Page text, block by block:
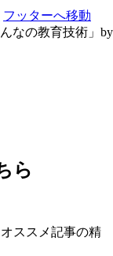
フッターへ移動
なの教育技術」by
ら
ススメ記事の精